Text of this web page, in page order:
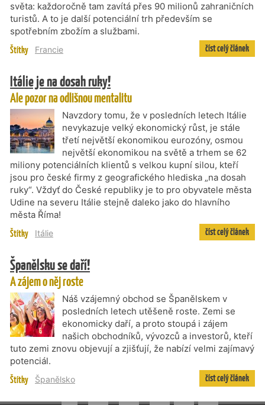
světa: každoročně tam zavítá přes 90 milionů zahraničních
turistů. A to je další potenciální trh především se
spotřebním zbožím a službami.
Štítky Francie číst celý článek
Itálie je na dosah ruky!
Ale pozor na odlišnou mentalitu
Navzdory tomu, že v posledních letech Itálie
nevykazuje velký ekonomický růst, je stále
třetí největší ekonomikou eurozóny, osmou
největší ekonomikou na světě a trhem se 62
miliony potenciálních klientů s velkou kupní silou, kteří
jsou pro české firmy z geografického hlediska „na dosah
ruky“. Vždyť do České republiky je to pro obyvatele města
Udine na severu Itálie stejně daleko jako do hlavního
města Říma!
Štítky Itálie číst celý článek
Španělsku se daří!
A zájem o něj roste
Náš vzájemný obchod se Španělskem v
posledních letech utěšeně roste. Zemi se
ekonomicky daří, a proto stoupá i zájem
našich obchodníků, vývozců a investorů, kteří
tuto zemi znovu objevují a zjišťují, že nabízí velmi zajímavý
potenciál.
Štítky Španělsko číst celý článek